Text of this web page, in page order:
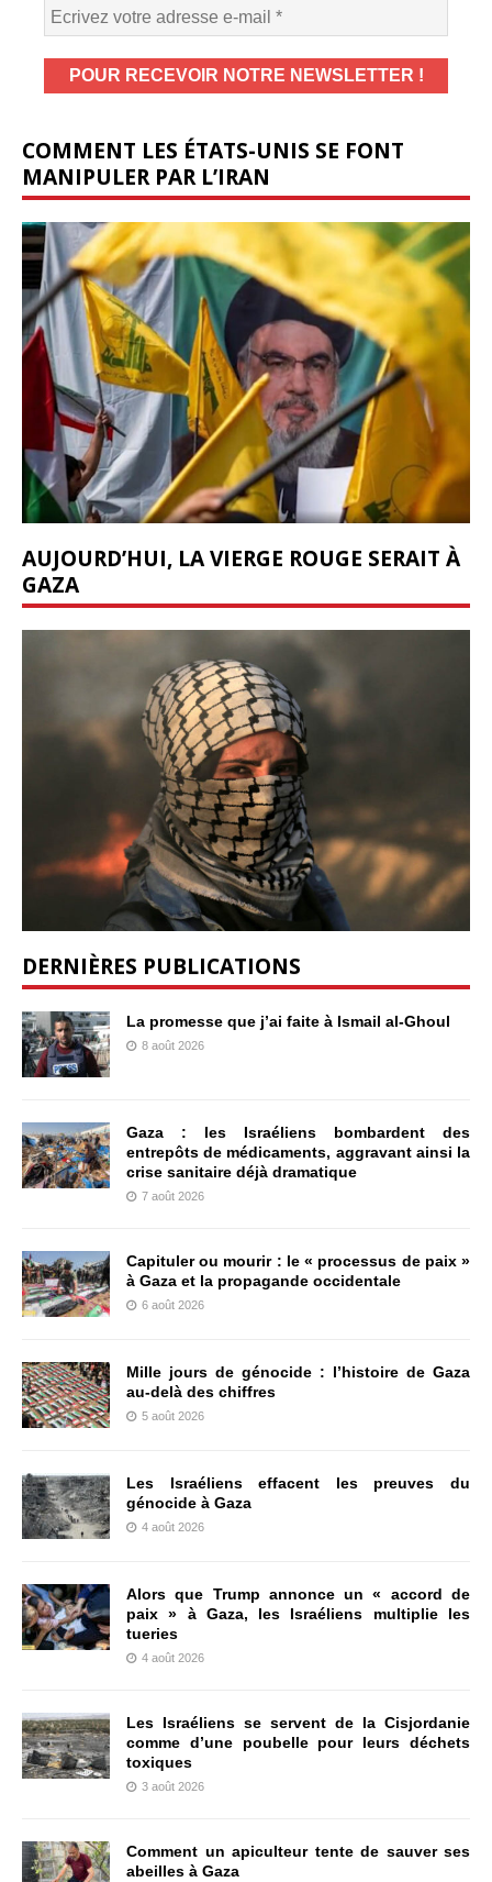
COMMENT LES ÉTATS-UNIS SE FONT
MANIPULER PAR L’IRAN
AUJOURD’HUI, LA VIERGE ROUGE SERAIT À
GAZA
DERNIÈRES PUBLICATIONS
La promesse que j’ai faite à Ismail al-Ghoul
8 août 2026
Gaza : les Israéliens bombardent des
entrepôts de médicaments, aggravant ainsi la
crise sanitaire déjà dramatique
7 août 2026
Capituler ou mourir : le « processus de paix »
à Gaza et la propagande occidentale
6 août 2026
Mille jours de génocide : l’histoire de Gaza
au-delà des chiffres
5 août 2026
Les Israéliens effacent les preuves du
génocide à Gaza
4 août 2026
Alors que Trump annonce un « accord de
paix » à Gaza, les Israéliens multiplie les
tueries
4 août 2026
Les Israéliens se servent de la Cisjordanie
comme d’une poubelle pour leurs déchets
toxiques
3 août 2026
Comment un apiculteur tente de sauver ses
abeilles à Gaza